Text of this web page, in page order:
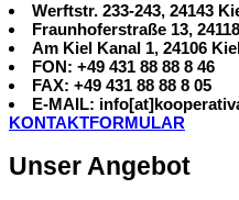
Werftstr. 233-243, 24143
Fraunhoferstraße 13,
Am Kiel Kanal 1, 24106
FON: +49 431 88 88 8 46
FAX: +49 431 88 88 8 05
E-MAIL:
KONTAKTFORMULAR
Unser Angebot